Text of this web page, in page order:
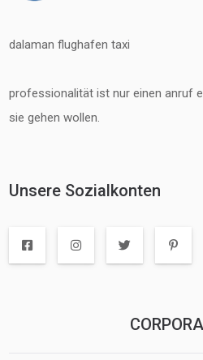
dalaman flughafen taxi
professionalität ist nur einen anruf
sie gehen wollen.
Unsere Sozialkonten